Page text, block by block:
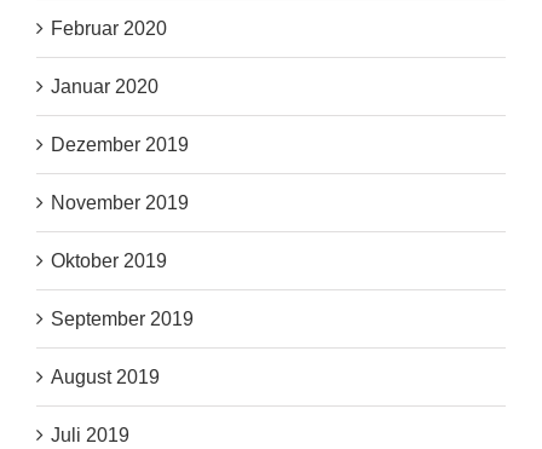
Februar 2020
Januar 2020
Dezember 2019
November 2019
Oktober 2019
September 2019
August 2019
Juli 2019